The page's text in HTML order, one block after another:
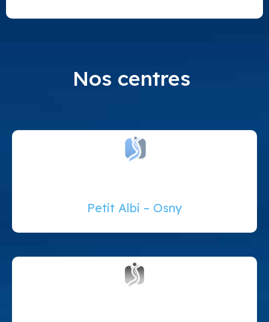
Nos centres
Petit Albi – Osny